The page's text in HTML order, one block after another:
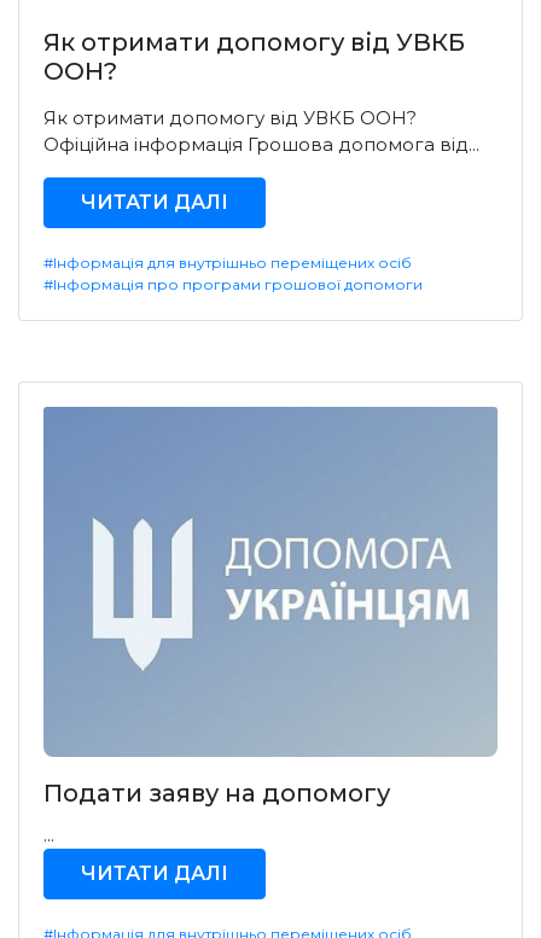
Як отримати допомогу від УВКБ
ООН?
Як отримати допомогу від УВКБ ООН?
Офіційна інформація Грошова допомога від...
ЧИТАТИ ДАЛІ
#Інформація для внутрішньо переміщених осіб
#Інформація про програми грошової допомоги
Подати заяву на допомогу
...
ЧИТАТИ ДАЛІ
#Інформація для внутрішньо переміщених осіб